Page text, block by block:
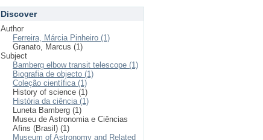
Discover
Author
Ferreira, Márcia Pinheiro (1)
Granato, Marcus (1)
Subject
Bamberg elbow transit telescope (1)
Biografia de objecto (1)
Coleção científica (1)
History of science (1)
História da ciência (1)
Luneta Bamberg (1)
Museu de Astronomia e Ciências
Afins (Brasil) (1)
Museum of Astronomy and Related